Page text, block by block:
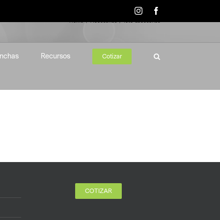
Instagram
Recursos Cotizar
Home Accesorios foto-accesorios
COTIZAR